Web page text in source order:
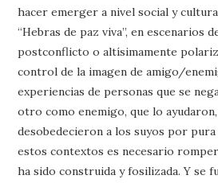
hacer emerger a nivel social y
“Hebras de paz viva”, en escenarios
postconflicto o altísimamente
control de la imagen de amigo/
experiencias de personas que se
otro como enemigo, que lo
desobedecieron a los suyos por
estos contextos es necesario
ha sido construida y fosilizada. Y se